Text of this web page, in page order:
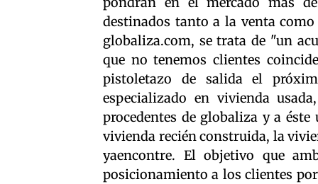
destinados tanto a la venta
globaliza.com, se trata de "un
que no tenemos clientes
pistoletazo de salida el
especializado en vivienda
procedentes de globaliza y a
vivienda recién construida, la
yaencontre. El objetivo que
posicionamiento a los clientes